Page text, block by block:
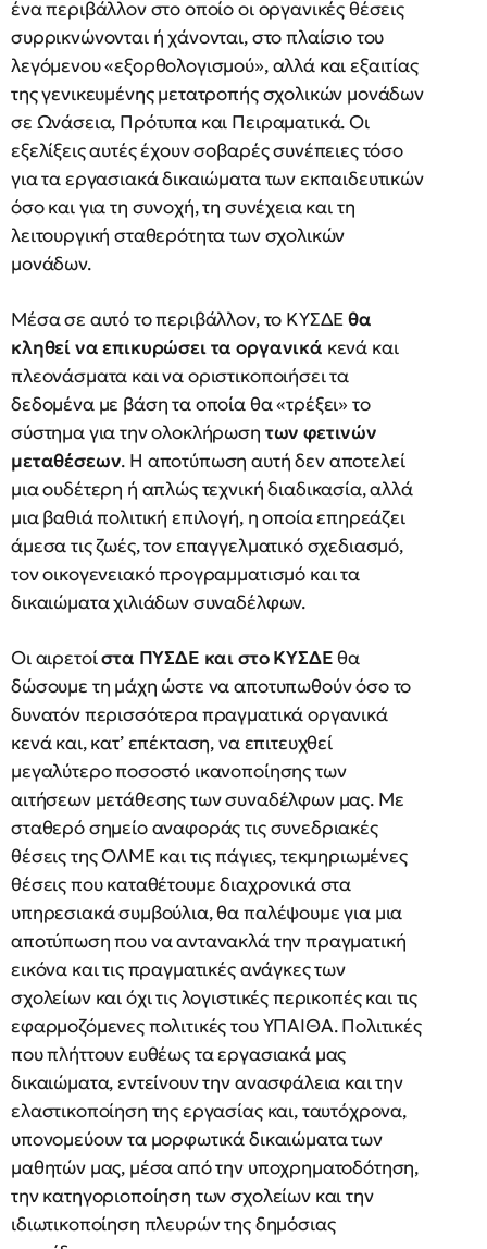
ένα περιβάλλον στο οποίο οι οργανικές θέσεις
συρρικνώνονται ή χάνονται, στο πλαίσιο του
λεγόμενου «εξορθολογισμού», αλλά και εξαιτίας
της γενικευμένης μετατροπής σχολικών μονάδων
σε Ωνάσεια, Πρότυπα και Πειραματικά. Οι
εξελίξεις αυτές έχουν σοβαρές συνέπειες τόσο
για τα εργασιακά δικαιώματα των εκπαιδευτικών
όσο και για τη συνοχή, τη συνέχεια και τη
λειτουργική σταθερότητα των σχολικών
μονάδων.
Μέσα σε αυτό το περιβάλλον, το ΚΥΣΔΕθα
κληθεί να επικυρώσει τα οργανικά κενά και
πλεονάσματα και να οριστικοποιήσει τα
δεδομένα με βάση τα οποία θα «τρέξει» το
σύστημα για την ολοκλήρωση των φετινών
μεταθέσεων. Η αποτύπωση αυτή δεν αποτελεί
μια ουδέτερη ή απλώς τεχνική διαδικασία, αλλά
μια βαθιά πολιτική επιλογή, η οποία επηρεάζει
άμεσα τις ζωές, τον επαγγελματικό σχεδιασμό,
τον οικογενειακό προγραμματισμό και τα
δικαιώματα χιλιάδων συναδέλφων.
Οι αιρετοίστα ΠΥΣΔΕ και στο ΚΥΣΔΕθα
δώσουμε τη μάχη ώστε να αποτυπωθούν όσο το
δυνατόν περισσότερα πραγματικά οργανικά
κενά και, κατ’ επέκταση, να επιτευχθεί
μεγαλύτερο ποσοστό ικανοποίησης των
αιτήσεων μετάθεσης των συναδέλφων μας. Με
σταθερό σημείο αναφοράς τις συνεδριακές
θέσεις της ΟΛΜΕ και τις πάγιες, τεκμηριωμένες
θέσεις που καταθέτουμε διαχρονικά στα
υπηρεσιακά συμβούλια, θα παλέψουμε για μια
αποτύπωση που να αντανακλά την πραγματική
εικόνα και τις πραγματικές ανάγκες των
σχολείων και όχι τις λογιστικές περικοπές και τις
εφαρμοζόμενες πολιτικές του ΥΠΑΙΘΑ. Πολιτικές
που πλήττουν ευθέως τα εργασιακά μας
δικαιώματα, εντείνουν την ανασφάλεια και την
ελαστικοποίηση της εργασίας και, ταυτόχρονα,
υπονομεύουν τα μορφωτικά δικαιώματα των
μαθητών μας, μέσα από την υποχρηματοδότηση,
την κατηγοριοποίηση των σχολείων και την
ιδιωτικοποίηση πλευρών της δημόσιας